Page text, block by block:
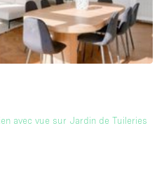
avec vue sur Jardin de Tuileries